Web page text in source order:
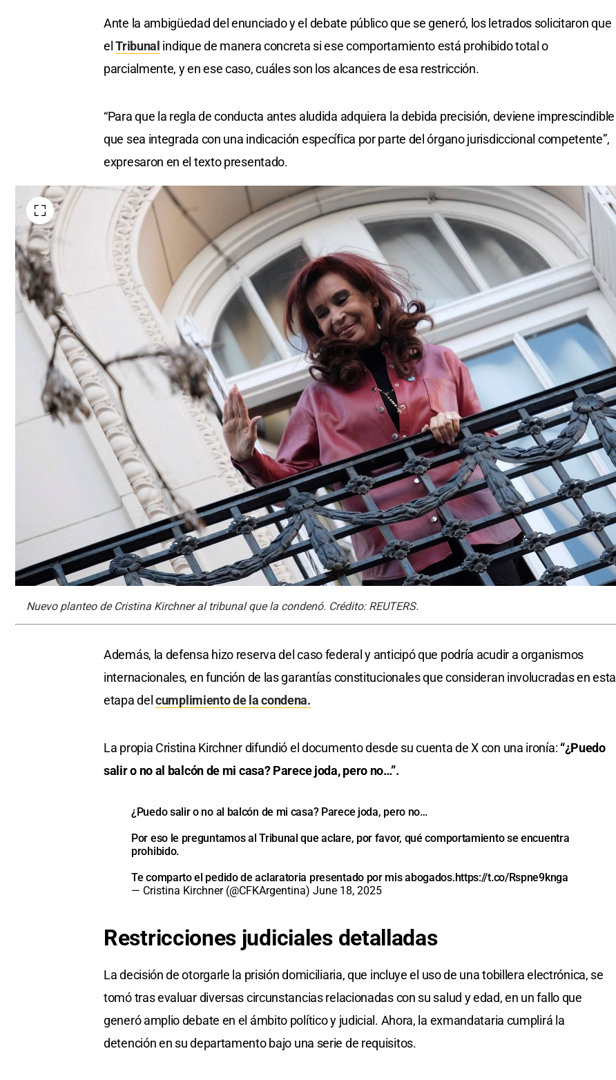
Ante la ambigüedad del enunciado y el debate público que se generó, los letrados solicitaron que
elTribunal indique de manera concreta si ese comportamiento está prohibido total o
parcialmente, y en ese caso, cuáles son los alcances de esa restricción.
“Para que la regla de conducta antes aludida adquiera la debida precisión, deviene imprescindible
que sea integrada con una indicación específica por parte del órgano jurisdiccional competente”,
expresaron en el texto presentado.
Nuevo planteo de Cristina Kirchner al tribunal que la condenó. Crédito: REUTERS.
Además, la defensa hizo reserva del caso federal y anticipó que podría acudir a organismos
internacionales, en función de las garantías constitucionales que consideran involucradas en esta
etapa del cumplimiento de la condena.
La propia Cristina Kirchner difundió el documento desde su cuenta de X con una ironía: “¿Puedo
salir o no al balcón de mi casa? Parece joda, pero no…”.
¿Puedo salir o no al balcón de mi casa? Parece joda, pero no…
Por eso le preguntamos al Tribunal que aclare, por favor, qué comportamiento se encuentra
prohibido.
Te comparto el pedido de aclaratoria presentado por mis abogados.https://t.co/Rspne9knga
— Cristina Kirchner (@CFKArgentina) June 18, 2025
Restricciones judiciales detalladas
La decisión de otorgarle la prisión domiciliaria, que incluye el uso de una tobillera electrónica, se
tomó tras evaluar diversas circunstancias relacionadas con su salud y edad, en un fallo que
generó amplio debate en el ámbito político y judicial. Ahora, la exmandataria cumplirá la
detención en su departamento bajo una serie de requisitos.